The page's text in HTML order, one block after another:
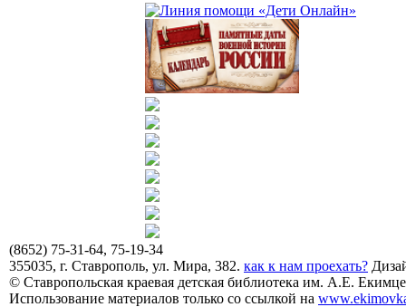
(8652) 75-31-64, 75-19-34
355035, г. Ставрополь, ул. Мира, 382. как к нам проехать?
© Ставропольская краевая детская библиотека им. А.Е.
Использование материалов только со ссылкой на